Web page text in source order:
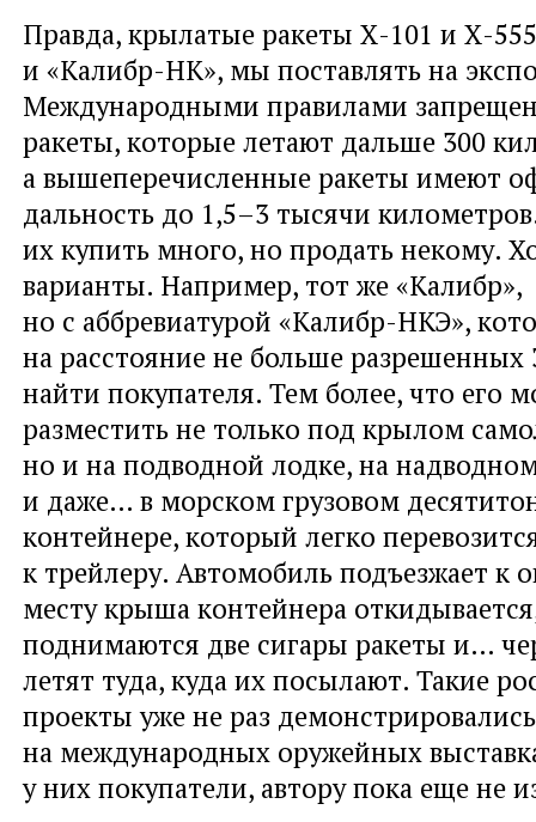
Правда, крылатые ракеты Х-101 и Х-
и «Калибр-НК», мы поставлять на
Международными правилами
ракеты, которые летают дальше 300
а вышеперечисленные ракеты имеют
дальность до 1,5–3 тысячи
их купить много, но продать некому.
варианты. Например, тот же «Калибр»,
но с аббревиатурой «Калибр-НКЭ»,
на расстояние не больше
найти покупателя. Тем более, что его
разместить не только под крылом
но и на подводной лодке, на
и даже… в морском грузовом
контейнере, который легко
к трейлеру. Автомобиль подъезжает к
месту крыша контейнера
поднимаются две сигары ракеты и…
летят туда, куда их посылают. Такие
проекты уже не раз демонстрировались
на международных оружейных
у них покупатели, автору пока еще не